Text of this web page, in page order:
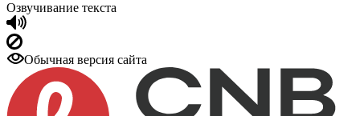
Озвучивание текста
Обычная версия сайта